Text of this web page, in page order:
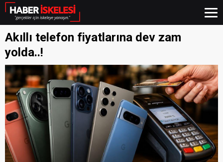
Akıllı telefon fiyatlarına dev zam
yolda..!